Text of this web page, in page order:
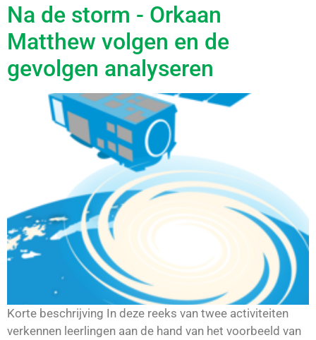
Na de storm - Orkaan
Matthew volgen en de
gevolgen analyseren
Korte beschrijving In deze reeks van twee activiteiten
verkennen leerlingen aan de hand van het voorbeeld van